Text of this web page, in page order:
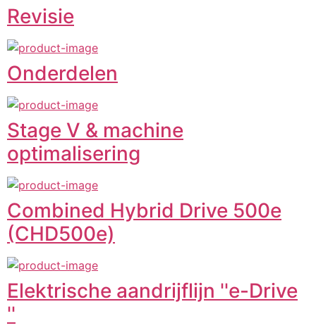
Revisie
Onderdelen
Stage V & machine
optimalisering
Combined Hybrid Drive 500e
(CHD500e)
Elektrische aandrijflijn ''e-Drive
''